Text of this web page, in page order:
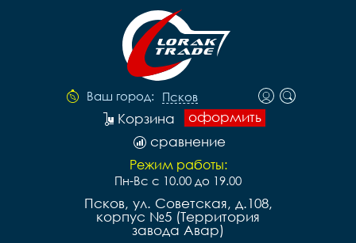
Ваш город: Псков
оформить
Корзина
сравнение
Режим работы:
Пн-Вс с 10.00 до 19.00
Псков, ул. Советская, д.108,
корпус №5 (Территория
завода Авар)